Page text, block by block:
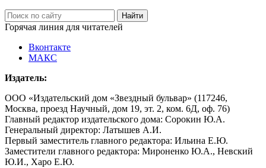
Горячая линия для читателей
Вконтакте
МАКС
Издатель:
ООО «Издательский дом «Звездный бульвар» (117246,
Москва, проезд Научный, дом 19, эт. 2, ком. 6Д, оф. 76)
Главный редактор издательского дома: Сорокин Ю.А.
Генеральный директор: Латышев А.И.
Первый заместитель главного редактора: Ильина Е.Ю.
Заместители главного редактора: Мироненко Ю.А., Невский
Ю.И., Харо Е.Ю.